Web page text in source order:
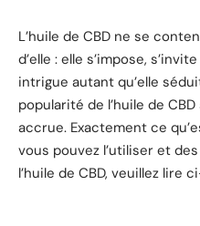
L’huile de CBD ne se
d’elle : elle s’impose,
intrigue autant qu’elle
popularité de l’huile de
accrue. Exactement ce
vous pouvez l’utiliser et
l’huile de CBD, veuillez lire